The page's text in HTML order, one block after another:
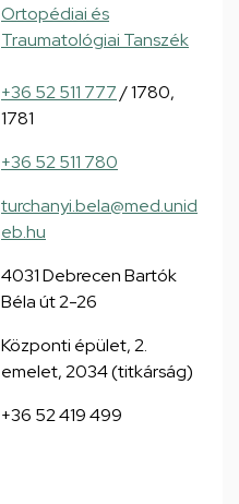
Ortopédiai és
Traumatológiai Tanszék
+36 52 511 777/ 1780,
1781
+36 52 511 780
turchanyi.bela@med.unid
eb.hu
4031 Debrecen Bartók
Béla út 2-26
Központi épület, 2.
emelet, 2034 (titkárság)
+36 52 419 499